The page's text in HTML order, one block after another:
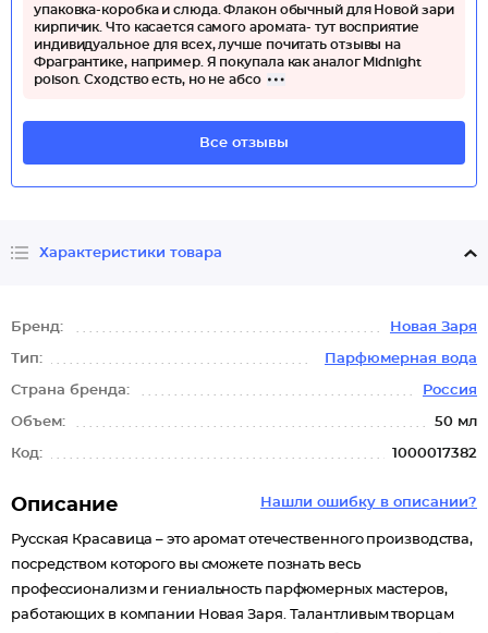
упаковка-коробка и слюда. Флакон обычный для Новой зари
кирпичик. Что касается самого аромата- тут восприятие
индивидуальное для всех, лучше почитать отзывы на
Фрагрантике, например. Я покупала как аналог Midnight
poison. Сходство есть, но не абсо
Все отзывы
Характеристики товара
Бренд: Новая Заря
Тип: Парфюмерная вода
Страна бренда: Россия
Объем: 50 мл
Код: 1000017382
Нашли ошибку в описании?
Описание
Русская Красавица – это аромат отечественного производства,
посредством которого вы сможете познать весь
профессионализм и гениальность парфюмерных мастеров,
работающих в компании Новая Заря. Талантливым творцам